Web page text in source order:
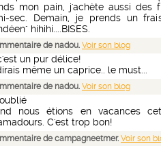
mon pain, j'achète aussi des
sec. Demain, je prends un
hihihi....BISES.
de nadou. Voir son blog
un pur délice!
même un caprice.. le must...
de nadou. Voir son blog
nous étions en vacances
C'est trop bon!
de campagneetmer. Voir son